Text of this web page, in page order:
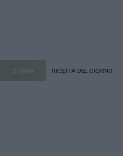
STORIA RICETTA DEL GIORNO